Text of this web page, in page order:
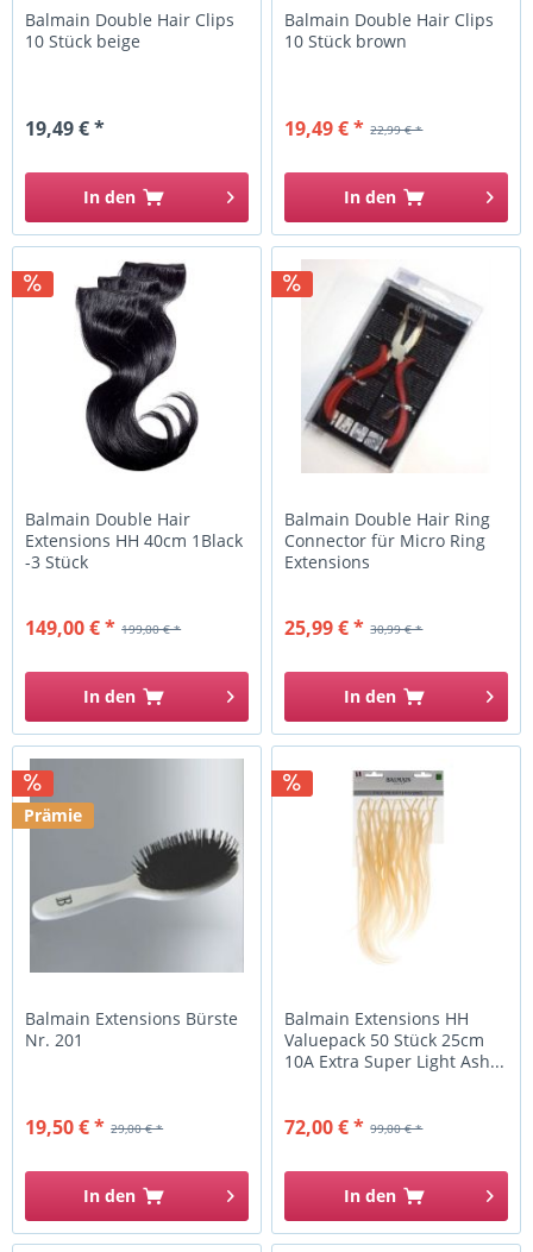
Balmain Double Hair Clips
10 Stück beige
19,49 € *
In den
Balmain Double Hair Clips
10 Stück brown
22,99 € *
19,49 € *
In den
Balmain Double Hair
Extensions HH 40cm 1Black
-3 Stück
199,00 € *
149,00 € *
In den
Balmain Double Hair Ring
Connector für Micro Ring
Extensions
30,99 € *
25,99 € *
In den
Prämie
Balmain Extensions Bürste
Nr. 201
29,00 € *
19,50 € *
In den
Balmain Extensions HH
Valuepack 50 Stück 25cm
10A Extra Super Light Ash...
99,00 € *
72,00 € *
In den